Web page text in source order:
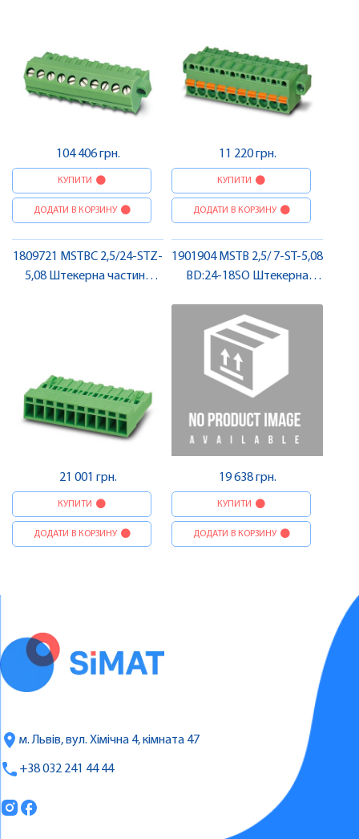
104 406 грн.
КУПИТИ
ДОДАТИ В КОРЗИНУ
11 220 грн.
КУПИТИ
ДОДАТИ В КОРЗИНУ
1809721 MSTBC 2,5/24-STZ-
5,08 Штекерна частина
21 001 грн.
КУПИТИ
ДОДАТИ В КОРЗИНУ
1901904 MSTB 2,5/ 7-ST-5,08
BD:24-18SO Штекерна
Contact
19 638 грн.
КУПИТИ
ДОДАТИ В КОРЗИНУ
м. Львів, вул. Хімічна 4, кімната 47
+38 032 241 44 44